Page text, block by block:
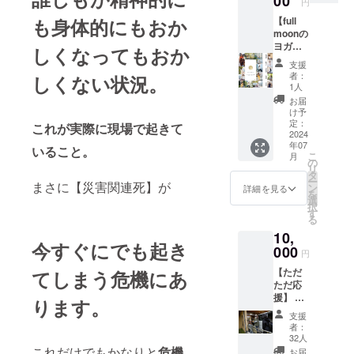
も身体的にもおか
しくなってもおか
しくない状況。
これが実際に現場で起きて
いること。
まさに【災害関連死】が
今すぐにでも起き
てしまう危機にあ
ります。
の代表
として
も活
躍。 同
じく獣
医（副
院長）
の妻、
子供２
人、大
型犬１
匹、猫
６匹、
鶏、ウ
サギと
暮らし
てい
談内容
は、病
気や治
療法に
ついて
以外に
も、病
院受診
の際に
知って
ナーで
学ぶこ
とがで
きま
す。
KADOK
AWA2
冊の著
者三浦
さやか
が、丁
寧にお
伝えし
ます！
概要
60分 ・
2024年
5月10日
(金)
20:00-
21:00
・お
しゃべ
り起業︎
の教科
書入門
常に自
分を整
えてお
く ・ク
リアリ
ング ・
健康な
体と健
全なマ
インド
etc.. ＜
ELENA’
Messag
e＞ 私
は直感
いませ
ん。 直
感を使
えば使
うほど
直感は
磨かれ
ていき
自分の
録。
Greenp
eace
Japan
と
Fairtrad
e Japan
の日本
人初ア
ンバサ
ダー、
環境省
アンバ
を務め
る。 会
ティ
〈Lifest
yleDesi
gn.Cam
p〉主
宰。
ポッド
キャス
【full
moonの
ヨガも
できる
サロン
ウェア/
ユニ
フォー
ム】 町
田ユカ
produc
eヨガ
ウェア
ブラン
ド【full
セラピ
ストの
ための
サロン
スタイ
ルの
トップ
スをお
届けし
ます。
支援
者：
1人
お届
け予
定：
2024
年07
月
詳細を見る
こ
の
リ
タ
ー
ン
を
選
択
す
る
10,
000 円
【ただ
ただ応
援】 御
礼の
メール
を送ら
せてい
支援
者：
32人